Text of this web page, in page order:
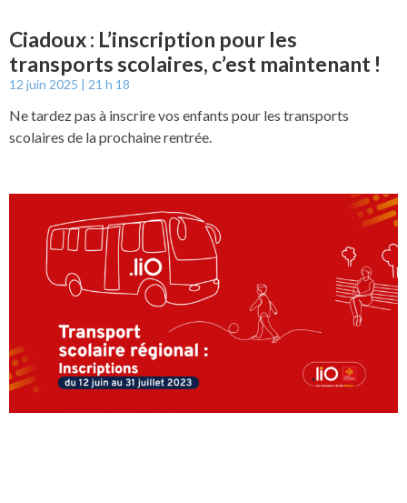
Ciadoux : L’inscription pour les
transports scolaires, c’est maintenant !
12 juin 2025 21 h 18
Ne tardez pas à inscrire vos enfants pour les transports
scolaires de la prochaine rentrée.